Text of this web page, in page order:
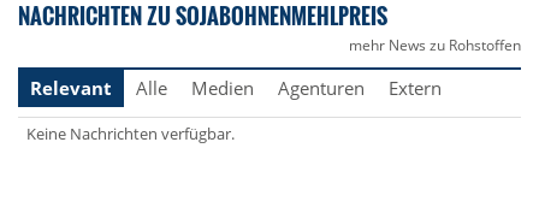
NACHRICHTEN ZU SOJABOHNENMEHLPREIS
mehr News zu Rohstoffen
Relevant Alle Medien Agenturen Extern
Keine Nachrichten verfügbar.